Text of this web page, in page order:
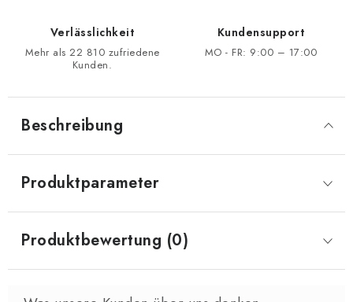
Verlässlichkeit
Mehr als 22 810 zufriedene
Kunden.
Kundensupport
MO - FR: 9:00 – 17:00
Beschreibung
Produktparameter
Produktbewertung (0)